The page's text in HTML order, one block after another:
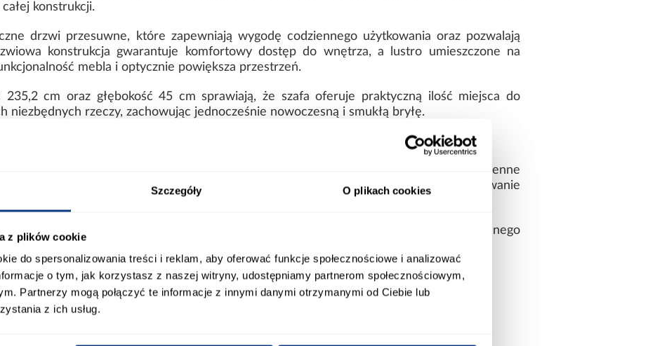
Szczegóły O plikach cookies
z plików cookie
do spersonalizowania treści i reklam, aby oferować funkcje społecznościowe i analizować
o tym, jak korzystasz z naszej witryny, udostępniamy partnerom społecznościowym,
Partnerzy mogą połączyć te informacje z innymi danymi otrzymanymi od Ciebie lub
z ich usług.
konstrukcji.
drzwi przesuwne, które zapewniają wygodę codziennego użytkowania oraz pozwalają
konstrukcja gwarantuje komfortowy dostęp do wnętrza, a lustro umieszczone na
mebla i optycznie powiększa przestrzeń.
235,2 cm oraz głębokość 45 cm sprawiają, że szafa oferuje praktyczną ilość miejsca do
niezbędnych rzeczy, zachowując jednocześnie nowoczesną i smukłą bryłę.
wykonanie
płyty wiórowej, dzięki czemu cechuje się trwałością, odpornością na codzienne
w czystości. Stabilna konstrukcja zapewnia wygodne i bezproblemowe użytkowanie
wykonaniu i stabilności całego mebla. Model przeznaczony jest do samodzielnego